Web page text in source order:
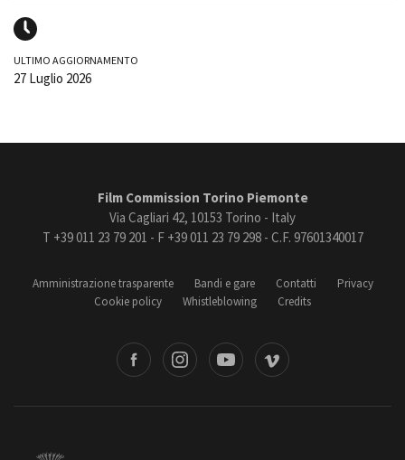
ULTIMO AGGIORNAMENTO
27 Luglio 2026
Film Commission Torino Piemonte
Via Cagliari 42, 10153 Torino - Italy
T +39 011 23 79 201 - F +39 011 23 79 298 - C.F. 97601340017
Amministrazione trasparente Bandi e gare Contatti
Privacy
Cookie policy
Whistleblowing Credits
Vimeo